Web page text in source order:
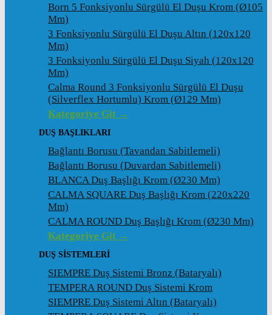
Born 5 Fonksiyonlu Sürgülü El Duşu Krom (ø105
Mm)
3 Fonksiyonlu Sürgülü El Duşu Altın (120x120
Mm)
3 Fonksiyonlu Sürgülü El Duşu Siyah (120x120
Mm)
Calma Round 3 Fonksiyonlu Sürgülü El Duşu
(Silverflex Hortumlu) Krom (ø129 Mm)
Kategoriye Git →
DUŞ BAŞLIKLARI
Bağlantı Borusu (Tavandan Sabitlemeli)
Bağlantı Borusu (Duvardan Sabitlemeli)
BLANCA Duş Başlığı Krom (ø230 Mm)
CALMA SQUARE Duş Başlığı Krom (220x220
Mm)
CALMA ROUND Duş Başlığı Krom (ø230 Mm)
Kategoriye Git →
DUŞ SİSTEMLERİ
SIEMPRE Duş Sistemi Bronz (Bataryalı)
TEMPERA ROUND Duş Sistemi Krom
SIEMPRE Duş Sistemi Altın (Bataryalı)